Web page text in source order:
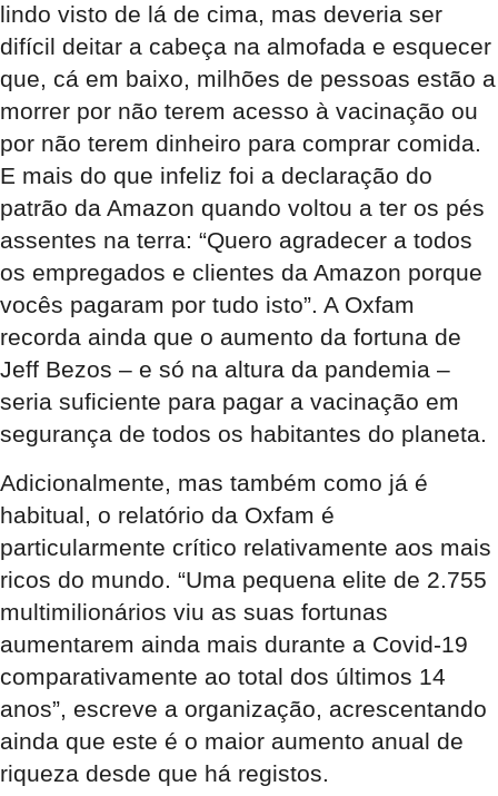
lindo visto de lá de cima, mas deveria ser
difícil deitar a cabeça na almofada e esquecer
que, cá em baixo, milhões de pessoas estão a
morrer por não terem acesso à vacinação ou
por não terem dinheiro para comprar comida.
E mais do que infeliz foi a declaração do
patrão da Amazon quando voltou a ter os pés
assentes na terra: “Quero agradecer a todos
os empregados e clientes da Amazon porque
vocês pagaram por tudo isto”. A Oxfam
recorda ainda que o aumento da fortuna de
Jeff Bezos – e só na altura da pandemia –
seria suficiente para pagar a vacinação em
segurança de todos os habitantes do planeta.
Adicionalmente, mas também como já é
habitual, o relatório da Oxfam é
particularmente crítico relativamente aos mais
ricos do mundo. “Uma pequena elite de 2.755
multimilionários viu as suas fortunas
aumentarem ainda mais durante a Covid-19
comparativamente ao total dos últimos 14
anos”, escreve a organização, acrescentando
ainda que este é o maior aumento anual de
riqueza desde que há registos.